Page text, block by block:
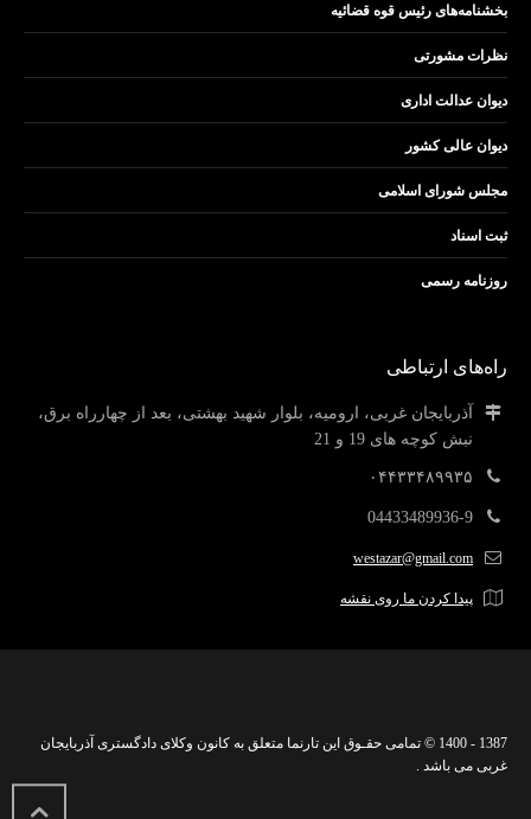
بخشنامه‌های رئیس قوه قضائیه
نظرات مشورتی
دیوان عدالت اداری
دیوان عالی کشور
مجلس شورای اسلامی
ثبت اسناد
روزنامه رسمی
راه‌های ارتباطی
آذربایجان غربی، ارومیه، بلوار شهید بهشتی، بعد از چهارراه برق،
نبش کوچه های 19 و 21
۰۴۴۳۳۴۸۹۹۳۵
04433489936-9
westazar@gmail.com
پیدا کردن ما روی نقشه
1387 - 1400 © تمامی حقـوق این تارنما متعلق به کانون وکلای دادگستری آذربایجان
غربی می باشد .